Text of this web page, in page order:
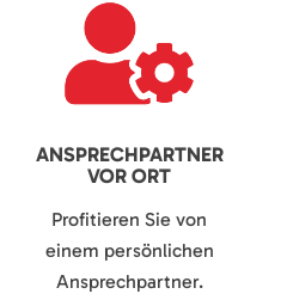
ANSPRECHPARTNER
VOR ORT
Profitieren Sie von
einem persönlichen
Ansprechpartner.